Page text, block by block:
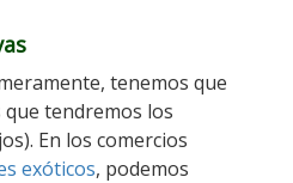
tenemos que
tendremos los
En los comercios
exóticos, podemos